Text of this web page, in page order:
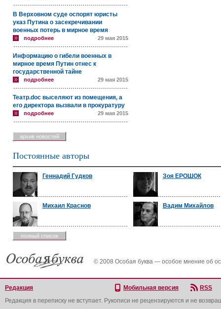
В Верховном суде оспорят юристы
указ Путина о засекречивании
военных потерь в мирное время
подробнее 29 мая 2015
Информацию о гибели военных в
мирное время Путин отнес к
государственной тайне
подробнее 29 мая 2015
Театр.doc выселяют из помещения, а
его директора вызвали в прокуратуру
подробнее 29 мая 2015
архив новостей
Постоянные авторы
Геннадий Гудков Зоя ЕРОШОК
Михаил Краснов Вадим Михайлов
полный список
© 2008 Особая буква — особое мнение об
Редакция Мобильная версия
RSS
Редакция в переписку не вступает. Рукописи не рецензируются и не